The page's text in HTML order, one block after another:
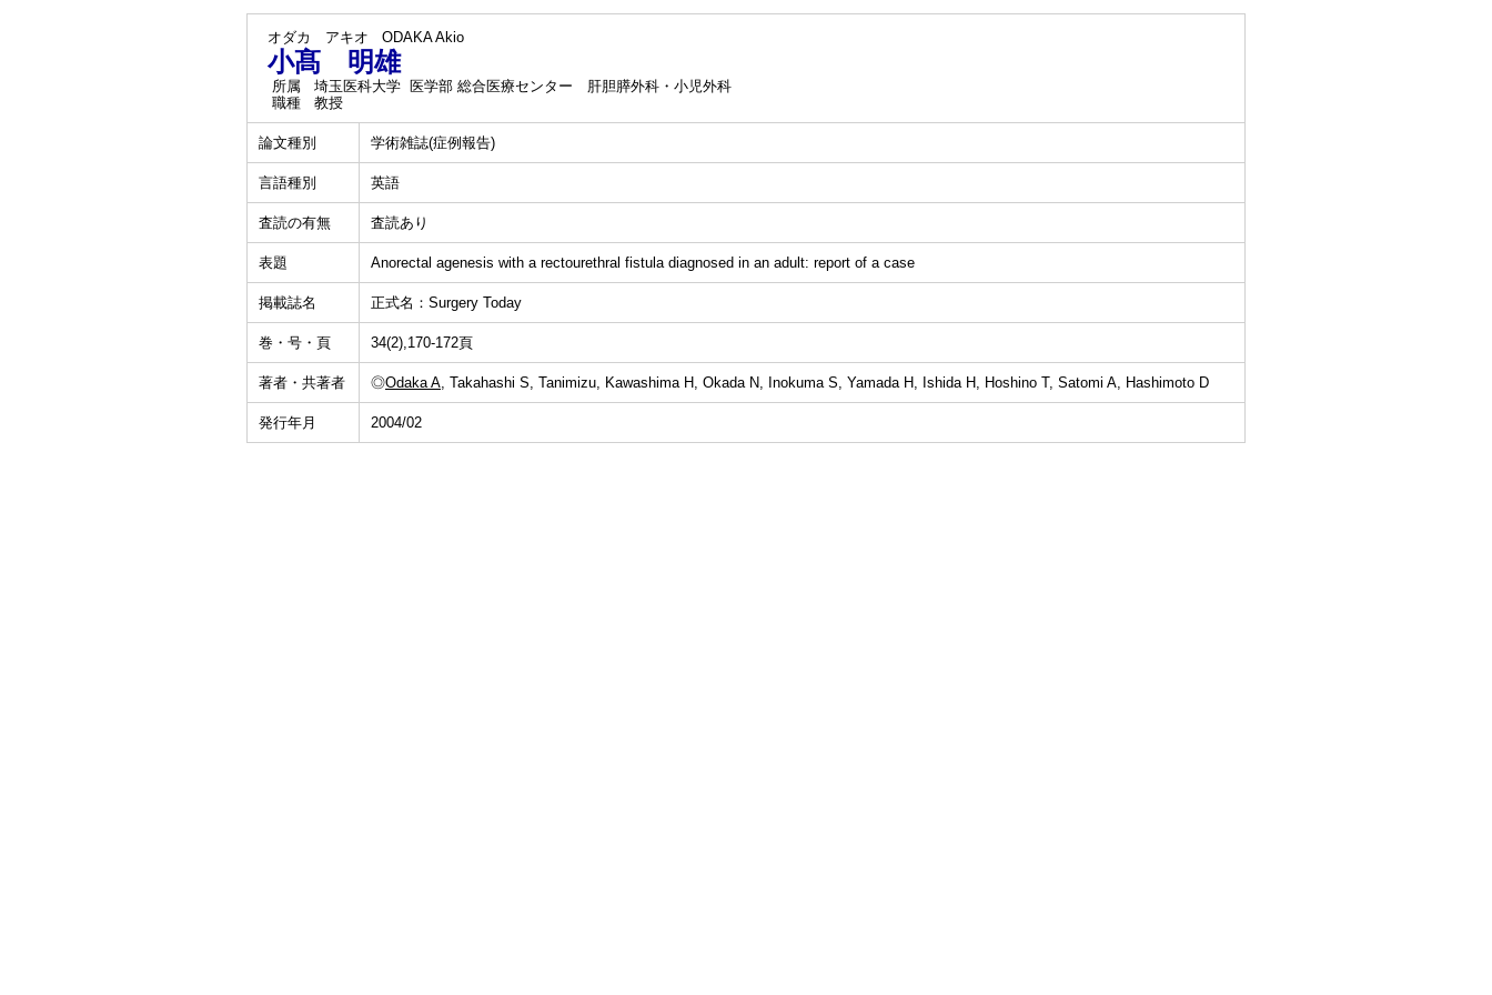
オダカ アキオ ODAKA Akio
小髙 明雄
所属
埼玉医科大学 医学部 総合医療センター 肝胆膵外科・小児外科
職種
教授
論文種別 学術雑誌(症例報告)
言語種別 英語
査読の有無 査読あり
表題 Anorectal agenesis with a rectourethral fistula diagnosed in an adult: report of a case
掲載誌名 正式名：Surgery Today
巻・号・頁 34(2),170-172頁
著者・共著者 ◎Odaka A, Takahashi S, Tanimizu, Kawashima H, Okada N, Inokuma S, Yamada H, Ishida H, Hoshino T, Satomi A, Hashimoto D
発行年月 2004/02